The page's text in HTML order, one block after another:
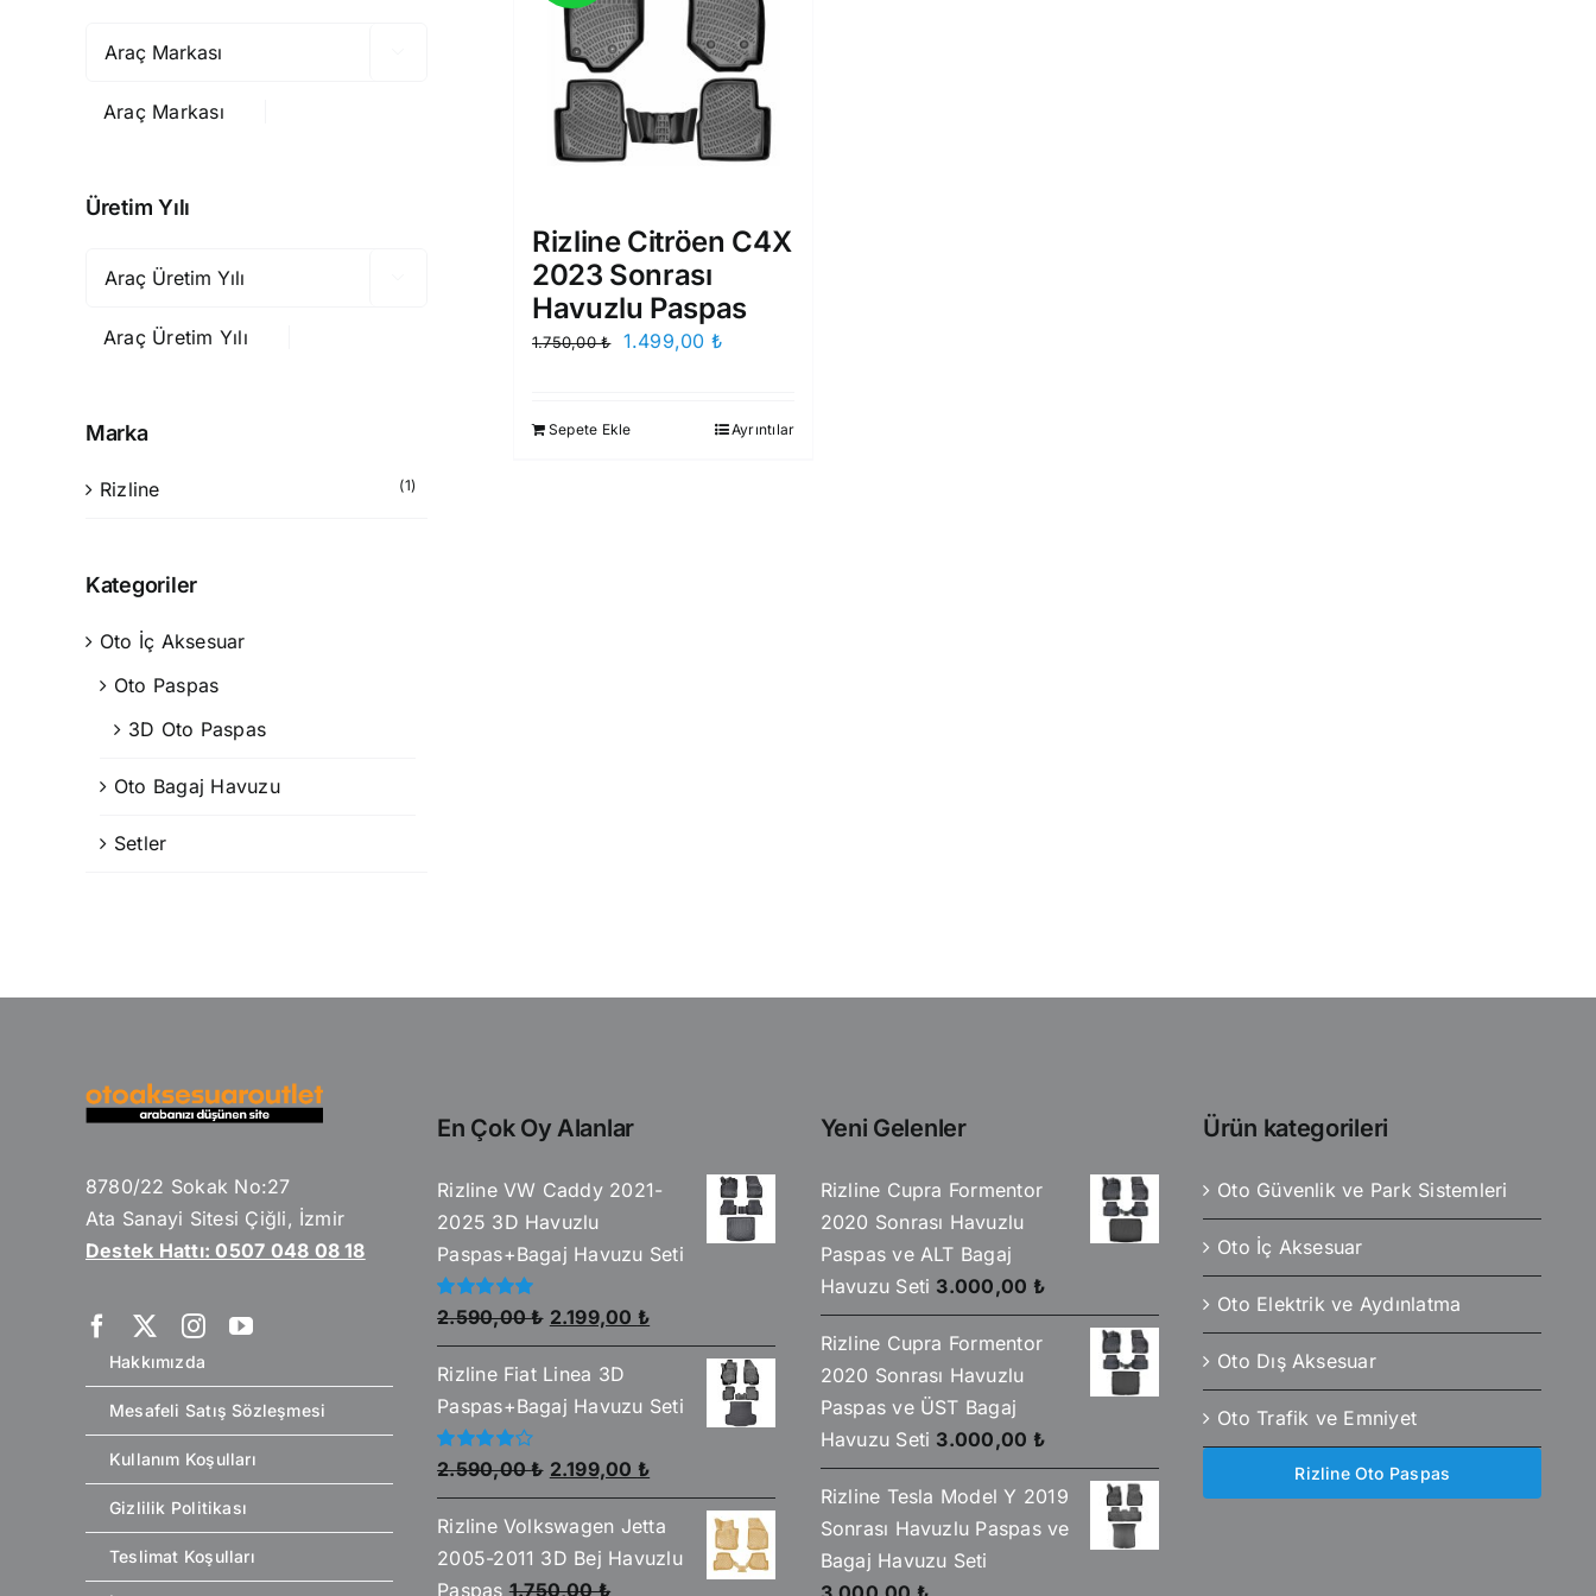
Rizline Citröen C4X
2023 Sonrası
Havuzlu Paspas
1.750,00₺
Orijinal
1.499,00 ₺
1.499,00 ₺.
Sepete Ekle Ayrıntılar
Araç Markası
Üretim Yılı
Araç Üretim Yılı
Marka
Rizline (1)
Kategoriler
Oto İç Aksesuar
Oto Paspas
3D Oto Paspas
Oto Bagaj Havuzu
Setler
8780/22 Sokak No:27
Ata Sanayi Sitesi Çiğli, İzmir
Destek Hattı: 0507 048 08 18
Hakkımızda
Mesafeli Satış Sözleşmesi
Kullanım Koşulları
Gizlilik Politikası
Teslimat Koşulları
En Çok Oy Alanlar
Rizline VW Caddy 2021-
2025 3D Havuzlu
Paspas+Bagaj Havuzu Seti
5
üzerinden
5.00oy aldı
2.590,00₺ Orijinal
fiyat:
2.590,00 ₺.
2.199,00 ₺Şu
andaki
2.199,00 ₺.
Rizline Fiat Linea 3D
Paspas+Bagaj Havuzu Seti
5
üzerinden
4.00oy
aldı
2.590,00₺ Orijinal
fiyat:
2.590,00 ₺.
2.199,00 ₺Şu
andaki
fiyat:
2.199,00 ₺.
Rizline Volkswagen Jetta
2005-2011 3D Bej Havuzlu
Paspas 1.750,00₺
Yeni Gelenler
Rizline Cupra Formentor
2020 Sonrası Havuzlu
Paspas ve ALT Bagaj
Havuzu Seti 3.000,00 ₺
Rizline Cupra Formentor
2020 Sonrası Havuzlu
Paspas ve ÜST Bagaj
Havuzu Seti 3.000,00 ₺
Rizline Tesla Model Y 2019
Sonrası Havuzlu Paspas ve
Bagaj Havuzu Seti
Ürün kategorileri
Oto Güvenlik ve Park Sistemleri
Oto İç Aksesuar
Oto Elektrik ve Aydınlatma
Oto Dış Aksesuar
Oto Trafik ve Emniyet
Rizline Oto Paspas